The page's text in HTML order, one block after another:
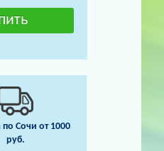
по Сочи от 1000
руб.